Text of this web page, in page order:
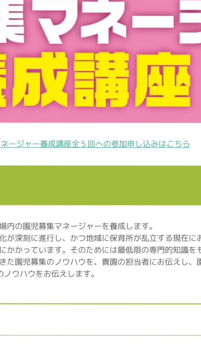
ージャー養成講座全５回への参加申し込みはこちら
の園児募集マネージャーを養成します。
深刻に進行し、かつ地域に保育所が乱立する現在
かっています。そのためには最低限の専門的知識を
園児募集のノウハウを、貴園の担当者にお伝えし
ウハウをお伝えします。